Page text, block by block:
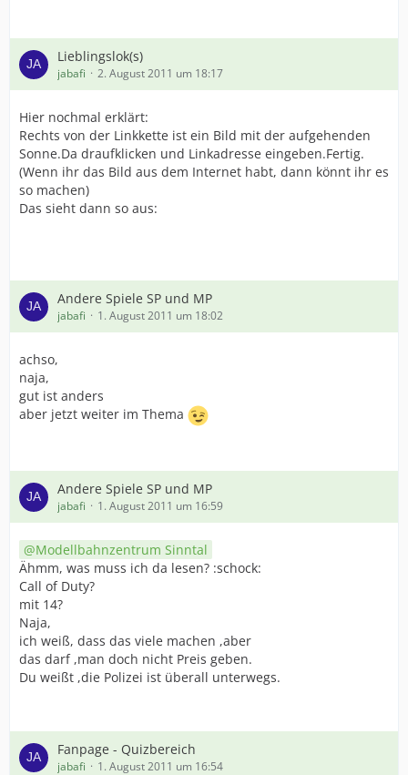
Lieblingslok(s)
jabafi 2. August 2011 um 18:17
Hier nochmal erklärt:
Rechts von der Linkkette ist ein Bild mit der aufgehenden
Sonne.Da draufklicken und Linkadresse eingeben.Fertig.
(Wenn ihr das Bild aus dem Internet habt, dann könnt ihr es
so machen)
Das sieht dann so aus:
Andere Spiele SP und MP
jabafi 1. August 2011 um 18:02
achso,
naja,
gut ist anders
aber jetzt weiter im Thema
Andere Spiele SP und MP
jabafi 1. August 2011 um 16:59
Modellbahnzentrum Sinntal
Ähmm, was muss ich da lesen? :schock:
Call of Duty?
mit 14?
Naja,
ich weiß, dass das viele machen ,aber
das darf ,man doch nicht Preis geben.
Du weißt ,die Polizei ist überall unterwegs.
Fanpage - Quizbereich
jabafi 1. August 2011 um 16:54